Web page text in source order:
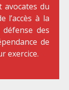
avocates du
l’accès à la
des
de
exercice.